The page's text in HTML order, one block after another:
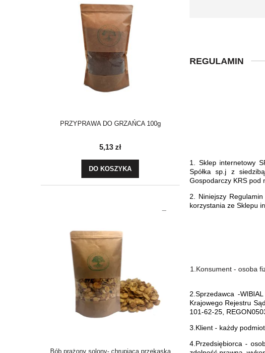
PRZYPRAWA DO GRZAŃCA 100g
5,13 zł
DO KOSZYKA
Bób prażony solony- chrupiącą przekąska
REGULAMIN
1. Sklep internetowy
Spółka sp.j z
Gospodarczy KRS pod
2. Niniejszy
korzystania ze Sklepu
§
1.Konsument - osoba
2.Sprzedawca -WIBIAL
Krajowego Rejestru
101-62-25,
3.Klient - każdy
4.Przedsiębiorca -